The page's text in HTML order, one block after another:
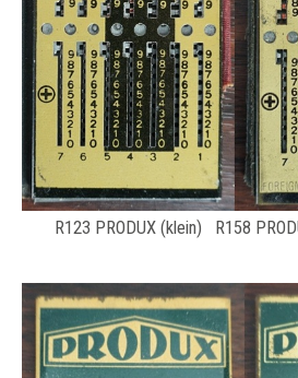
R123 PRODUX (klein) R158